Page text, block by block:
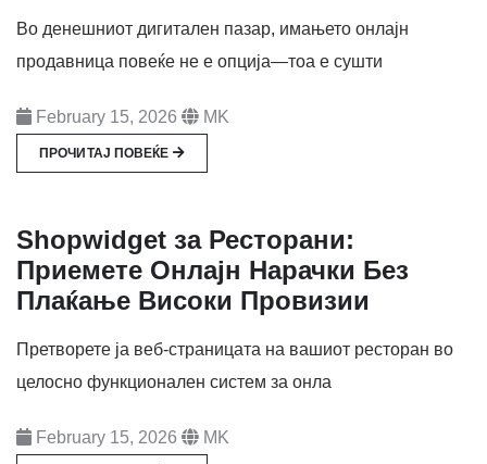
Во денешниот дигитален пазар, имањето онлајн
продавница повеќе не е опција—тоа е сушти
February 15, 2026 MK
ПРОЧИТАЈ ПОВЕЌЕ
Shopwidget за Ресторани:
Приемете Онлајн Нарачки Без
Плаќање Високи Провизии
Претворете ја веб-страницата на вашиот ресторан во
целосно функционален систем за онла
February 15, 2026 MK